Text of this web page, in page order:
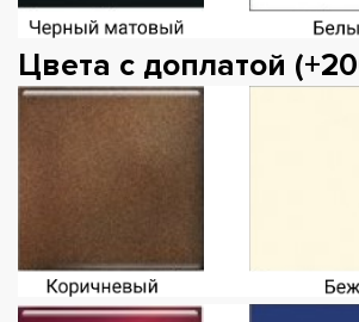
Цвета с доплатой